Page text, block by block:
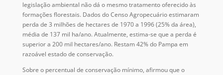
legislação ambiental não dá o mesmo tratamento oferecido às
formações florestais. Dados do Censo Agropecuário estimaram
perda de 3 milhões de hectares de 1970 a 1996 (25% da área),
média de 137 mil ha/ano. Atualmente, estima-se que a perda é
superior a 200 mil hectares/ano. Restam 42% do Pampa em
razoável estado de conservação.
Sobre o percentual de conservação mínimo, afirmou que o